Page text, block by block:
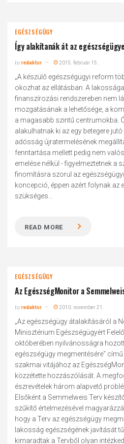
EGÉSZSÉGÜGY
Így alakítanák át az
byredaktor 2015. február 15.
„A készülő egészségügyi reform
okozhat az ellátásban. A
finanszírozási rendszereben nem
mozgatásának a lehetősége, a
a magasabb szintű centrumokba.
alakulhatnak ki az egy betegere
adósság újratermelésének
fenntartása mellett pedig nem
emelése nélkül - figyelmeztetnek a
finomításra szorul az
koncepció, éppen azért folynak az
szükséges...
READ MORE
EGÉSZSÉGÜGY
Az EgészségMonitor a
byredaktor 2010. november 21.
„Az egészségügy átalakításáról a
Minisztérium Egészségügyért
októberében nyilvánosságra
egészségügy megmentésére"
szakmai vitájához az
közzétette hozzászólását. A
észrevételek három alapvető
Elsőként a Semmelweis Terv
szűkítő értelmezésével
hogy a Terv az egészségügy
lakosság egészségének javítását
kimaradtak a Tervből olyan